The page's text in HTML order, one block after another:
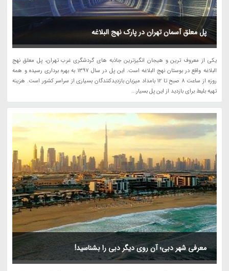
پل معلق آسمان تهران در پارک نهج البلاغه
یکی از معروف ترین و هیجان انگیزترین جاذبه های گردشگری غرب تهران، پل معلق نهج
البلاغه واقع در بوستان نهج البلاغه است. این پل در سال 1397 به بهره برداری رسیده و همه
روزه از ساعت 8 صبح تا 12 بامداد میزبان بازدیدکنندگان بسیاری از سراسر کشور است. هزینه
تهیه بلیط برای بازدید از این پل بسیار...
معرفی شهر دبی؛ آن روی دیگر دبی را بشناسید!